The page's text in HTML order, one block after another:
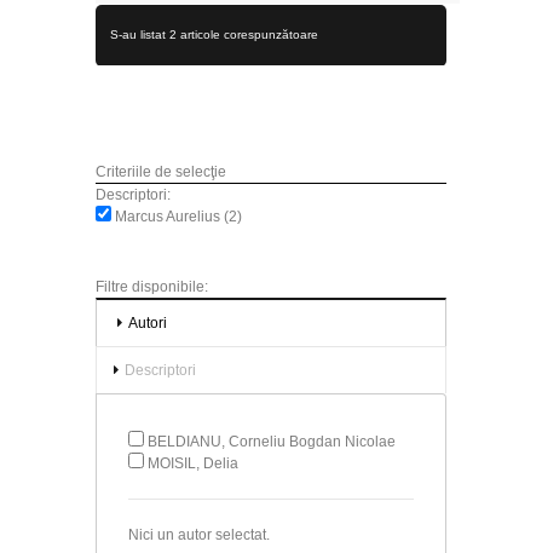
S-au listat 2 articole corespunzătoare
Criteriile de selecţie
Descriptori:
Marcus Aurelius (2)
Filtre disponibile:
Autori
Descriptori
BELDIANU, Corneliu Bogdan Nicolae
MOISIL, Delia
Nici un autor selectat.